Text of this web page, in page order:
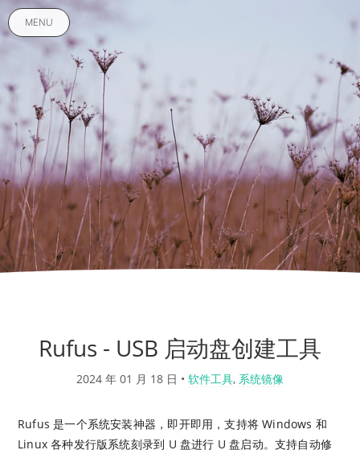
MENU
Rufus - USB 启动盘创建工具
2024 年 01 月 18 日 • 软件工具, 系统镜像
Rufus 是一个系统安装神器，即开即用，支持将 Windows 和
Linux 各种发行版系统刻录到 U 盘进行 U 盘启动。支持自动修